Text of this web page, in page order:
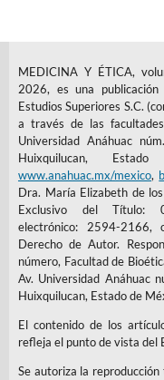
MEDICINA Y ÉTICA,
2026, es una
Estudios Superiores S.C.
a través de las
Universidad Anáhuac
Huixquilucan,
www.anahuac.mx/mexico,
Dra. María Elizabeth de
Exclusivo del Título:
electrónico: 2594-
Derecho de Autor.
número, Facultad de
Av. Universidad Anáhuac
Huixquilucan, Estado de
El contenido de los
refleja el punto de vista del
Se autoriza la